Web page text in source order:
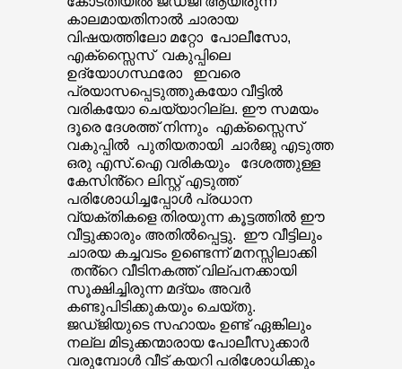
കാലമായതിനാൽ ചാരായ
വിഷയത്തിലോ മറ്റോ പോലീസോ,
എക്സ്സൈസ് വകുപ്പിലെ
ഉദ്യോഗസ്ഥരോ ഇവരെ
പ്രയാസപ്പെടുത്തുകയോ വീട്ടിൽ
വരികയോ ചെയ്യാറില്ല. ഈ സമയം
ദൂരെ ദേശത്ത് നിന്നും എക്സ്സൈസ്
വകുപ്പിൽ പുതിയതായി ചാർജു എടുത്ത
ഒരു എസ്.ഐ വരികയും ദേശത്തുള്ള
കേസിൻ്റെ ലിസ്റ്റ് എടുത്ത്
പരിശോധിച്ചപ്പോൾ പ്രധാന
വ്യക്തികളെ തിരയുന്ന കൂട്ടത്തിൽ ഈ
വീട്ടുക്കാരും അതിൽപ്പെട്ടു. ഈ വീട്ടിലും
ചാരയ കച്ചവടം ഉണ്ടെന്ന് മനസ്സിലാക്കി
തൻ്റെ വീടിനകത്ത് വില്പനക്കായി
സൂക്ഷിച്ചിരുന്ന മദ്യം അവർ
കണ്ടുപിടിക്കുകയും ചെയ്തു.
ജഡ്ജിയുടെ സഹായം ഉണ്ട് ഏങ്കിലും
നല്ല മിടുക്കന്മാരായ പോലീസുക്കാർ
വരുമ്പോൾ വീട് കയറി പരിശോധിക്കും